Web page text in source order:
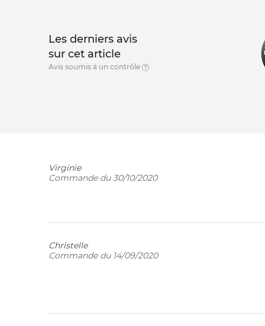
Les derniers avis
sur cet article
Avis soumis à un contrôle
Virginie
Commande du 30/10/2020
Christelle
Commande du 14/09/2020